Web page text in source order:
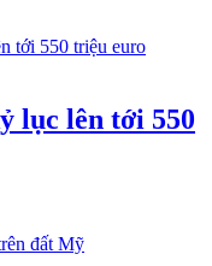
lục lên tới 550